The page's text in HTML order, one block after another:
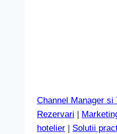
Channel Manager si
Rezervari
hotelier
Solutii